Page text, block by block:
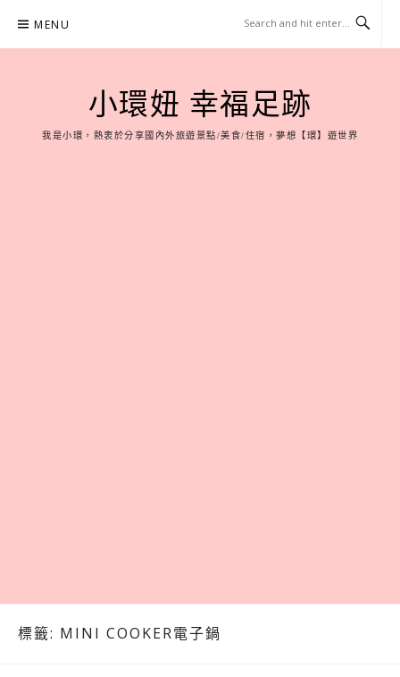
content
MENU
小環妞 幸福足跡
我是小環，熱衷於分享國內外旅遊景點/美食/住宿，夢想【環】遊世界
標籤: MINI COOKER電子鍋